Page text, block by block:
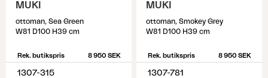
MUKI
ottoman, Sea Green
W81 D100 H39 cm
Rek. butikspris 8 950 SEK
1307-315
MUKI
ottoman, Smokey Grey
W81 D100 H39 cm
Rek. butikspris 8 950 SEK
1307-781